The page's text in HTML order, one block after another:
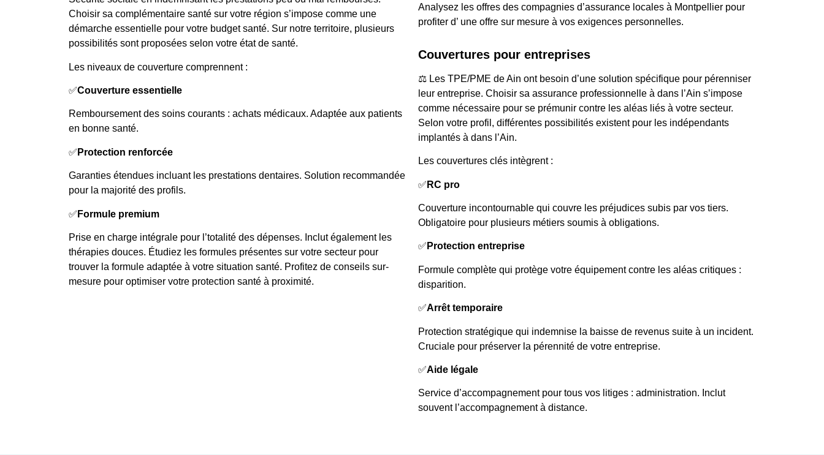
Choisir sa complémentaire santé sur votre région s’impose comme une
démarche essentielle pour votre budget santé. Sur notre territoire, plusieurs
possibilités sont proposées selon votre état de santé.
Les niveaux de couverture comprennent :
✅Couverture essentielle
Remboursement des soins courants : achats médicaux. Adaptée aux patients
en bonne santé.
✅ Protection renforcée
Garanties étendues incluant les prestations dentaires. Solution recommandée
pour la majorité des profils.
✅ Formule premium
Prise en charge intégrale pour l’totalité des dépenses. Inclut également les
thérapies douces. Étudiez les formules présentes sur votre secteur pour
trouver la formule adaptée à votre situation santé. Profitez de conseils sur-
mesure pour optimiser votre protection santé à proximité.
Analysez les offres des compagnies d’assurance locales à Montpellier pour
profiter d’ une offre sur mesure à vos exigences personnelles.
Couvertures pour entreprises
⚖️ Les TPE/PME de Ain ont besoin d’une solution spécifique pour pérenniser
leur entreprise. Choisir sa assurance professionnelle à dans l’Ain s’impose
comme nécessaire pour se prémunir contre les aléas liés à votre secteur.
Selon votre profil, différentes possibilités existent pour les indépendants
implantés à dans l’Ain.
Les couvertures clés intègrent :
✅ RC pro
Couverture incontournable qui couvre les préjudices subis par vos tiers.
Obligatoire pour plusieurs métiers soumis à obligations.
✅ Protection entreprise
Formule complète qui protège votre équipement contre les aléas critiques :
disparition.
✅Arrêt temporaire
Protection stratégique qui indemnise la baisse de revenus suite à un incident.
Cruciale pour préserver la pérennité de votre entreprise.
✅Aide légale
Service d’accompagnement pour tous vos litiges : administration. Inclut
souvent l’accompagnement à distance.